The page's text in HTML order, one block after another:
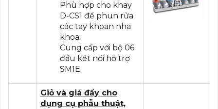
Phù hợp cho khay
D-CS1 để phun rửa
các tay khoan nha
khoa.
Cung cấp với bộ 06
đầu kết nối hỗ trợ
SM1E.
Giỏ và giá đẩy cho
dụng cụ phẫu thuật,